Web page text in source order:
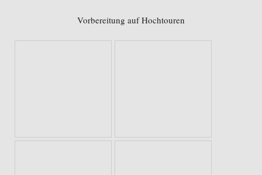
Vorbereitung auf Hochtouren